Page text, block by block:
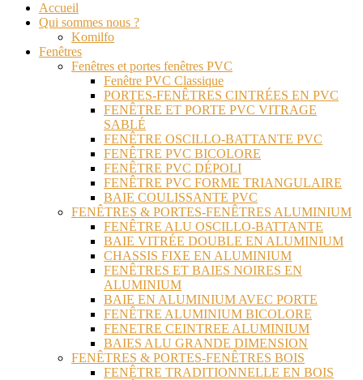
Accueil
Qui sommes nous ?
Komilfo
Fenêtres
Fenêtres et portes fenêtres PVC
Fenêtre PVC Classique
PORTES-FENÊTRES CINTRÉES EN PVC
FENÊTRE ET PORTE PVC VITRAGE
SABLÉ
FENÊTRE OSCILLO-BATTANTE PVC
FENÊTRE PVC BICOLORE
FENÊTRE PVC DÉPOLI
FENÊTRE PVC FORME TRIANGULAIRE
BAIE COULISSANTE PVC
FENÊTRES & PORTES-FENÊTRES ALUMINIUM
FENÊTRE ALU OSCILLO-BATTANTE
BAIE VITRÉE DOUBLE EN ALUMINIUM
CHASSIS FIXE EN ALUMINIUM
FENÊTRES ET BAIES NOIRES EN
ALUMINIUM
BAIE EN ALUMINIUM AVEC PORTE
FENÊTRE ALUMINIUM BICOLORE
FENETRE CEINTREE ALUMINIUM
BAIES ALU GRANDE DIMENSION
FENÊTRES & PORTES-FENÊTRES BOIS
FENÊTRE TRADITIONNELLE EN BOIS